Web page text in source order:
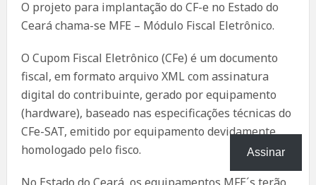
O projeto para implantação do CF-e no Estado do
Ceará chama-se MFE – Módulo Fiscal Eletrônico.
O Cupom Fiscal Eletrônico (CFe) é um documento
fiscal, em formato arquivo XML com assinatura
digital do contribuinte, gerado por equipamento
(hardware), baseado nas especificações técnicas do
CFe-SAT, emitido por equipamento devidamente
homologado pelo fisco.
Assinar